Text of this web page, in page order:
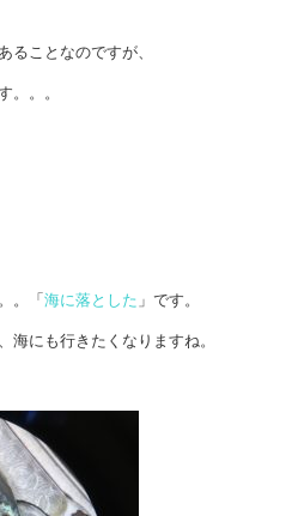
ることなのですが、
。。。
。「海に落とした 」です。
海にも行きたくなりますね。